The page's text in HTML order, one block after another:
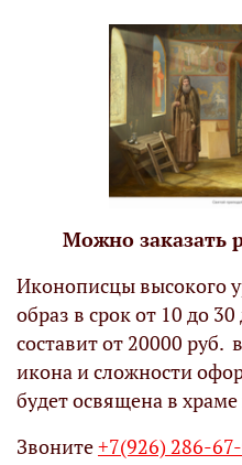
Можно заказать
Иконописцы высокого
образ в срок от 10 до
составит от 20000 руб.
икона и сложности
будет освящена в
Звоните+7(926) 286-